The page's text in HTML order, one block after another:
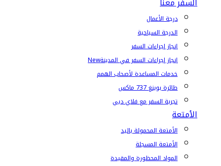
درجة الأعمال
الدرجة السياحية
إنجاز إجراءات السفر
إنجاز إجراءات السفر في المدينةNew
خدمات المساعدة لأصحاب الهمم
طائرة بوينغ 737 ماكس
تجربة السفر مع فلاي دبي
الأمتعة
الأمتعة المحمولة باليد
الأمتعة المسجلة
المواد المحظورة والمقيدة